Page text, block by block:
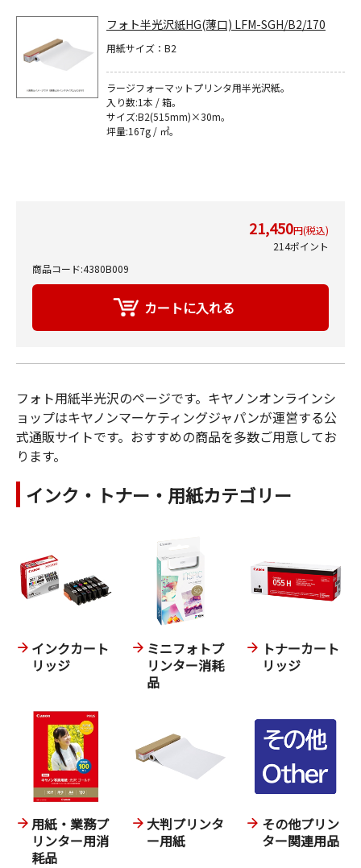
フォト半光沢紙HG(薄口) LFM-SGH/B2/170
用紙サイズ：B2
ラージフォーマットプリンタ用半光沢紙｡
入り数:1本 / 箱。
サイズ:B2(515mm)×30m｡
坪量:167g / ㎡｡
21,450円(税込)
214ポイント
商品コード:4380B009
フォト用紙半光沢のページです。キヤノンオンラインシ
ョップはキヤノンマーケティングジャパンが運営する公
式通販サイトです。おすすめの商品を多数ご用意してお
ります。
インク・トナー・用紙カテゴリー
インクカート
リッジ
ミニフォトプ
リンター消耗
品
トナーカート
リッジ
用紙・業務プ
リンター用消
耗品
大判プリンタ
ー用紙
その他プリン
ター関連用品